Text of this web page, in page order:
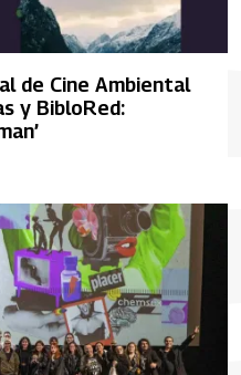
de Cine Ambiental
y BibloRed: